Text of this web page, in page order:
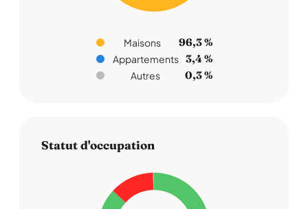
Maisons 96,3 %
Appartements 3,4 %
Autres 0,3 %
Statut d'occupation